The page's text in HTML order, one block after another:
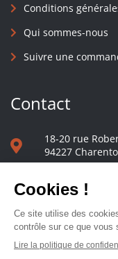
Conditions
Qui sommes-nous
Suivre une
Contact
18-20 rue
94227